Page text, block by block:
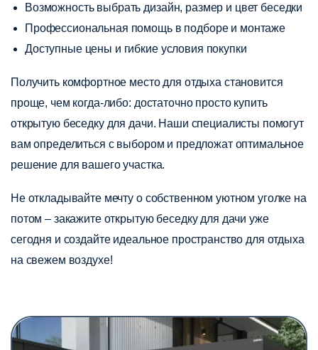
Возможность выбрать дизайн, размер и цвет беседки
Профессиональная помощь в подборе и монтаже
Доступные цены и гибкие условия покупки
Получить комфортное место для отдыха становится
проще, чем когда-либо: достаточно просто купить
открытую беседку для дачи. Наши специалисты помогут
вам определиться с выбором и предложат оптимальное
решение для вашего участка.
Не откладывайте мечту о собственном уютном уголке на
потом – закажите открытую беседку для дачи уже
сегодня и создайте идеальное пространство для отдыха
на свежем воздухе!